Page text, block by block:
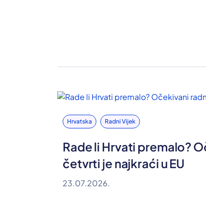
Hrvatska Radni Vijek
Rade li Hrvati premalo?
četvrti je najkraći u EU
23.07.2026.